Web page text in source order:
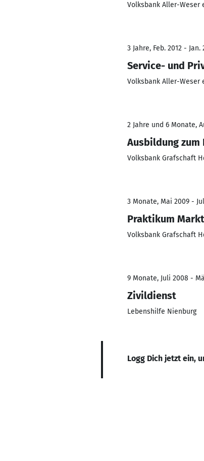
Volksbank Aller-Weser
3 Jahre, Feb. 2012 - Jan.
Service- und
Volksbank Aller-Weser
2 Jahre und 6 Monate,
Ausbildung zum
Volksbank Grafschaft
3 Monate, Mai 2009 -
Praktikum
Volksbank Grafschaft
9 Monate, Juli 2008 -
Zivildienst
Lebenshilfe Nienburg
Logg Dich jetzt ein,